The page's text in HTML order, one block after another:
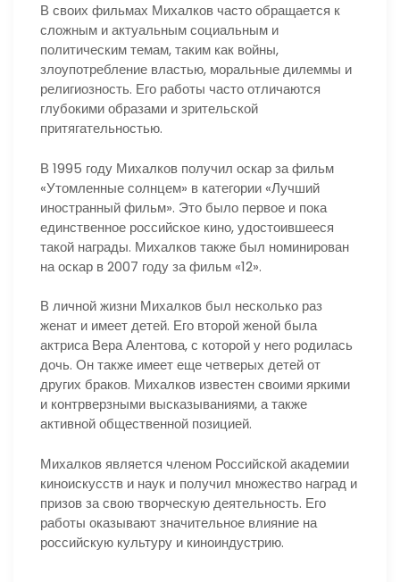
В своих фильмах Михалков часто обращается к
сложным и актуальным социальным и
политическим темам, таким как войны,
злоупотребление властью, моральные дилеммы и
религиозность. Его работы часто отличаются
глубокими образами и зрительской
притягательностью.
В 1995 году Михалков получил оскар за фильм
«Утомленные солнцем» в категории «Лучший
иностранный фильм». Это было первое и пока
единственное российское кино, удостоившееся
такой награды. Михалков также был номинирован
на оскар в 2007 году за фильм «12».
В личной жизни Михалков был несколько раз
женат и имеет детей. Его второй женой была
актриса Вера Алентова, с которой у него родилась
дочь. Он также имеет еще четверых детей от
других браков. Михалков известен своими яркими
и контрверзными высказываниями, а также
активной общественной позицией.
Михалков является членом Российской академии
киноискусств и наук и получил множество наград и
призов за свою творческую деятельность. Его
работы оказывают значительное влияние на
российскую культуру и киноиндустрию.